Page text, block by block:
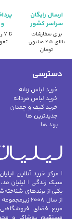
ارسال رایگان
سراسر کشور
برای سفارشات
بالای ۲.۵ میلیون
تومان
دسترسی
خرید لباس زنانه
خرید لباس مردانه
خرید کیف و چمدان
جدیدترین ها
برند ها
| مرکز خرید آنلاین
یکی از برندهای
مربع فضای